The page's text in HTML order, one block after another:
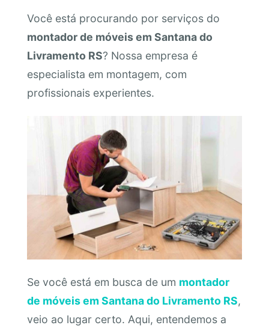
Você está procurando por serviços do
montador de móveis em Santana do
Livramento RS? Nossa empresa é
especialista em montagem, com
profissionais experientes.
Se você está em busca de um montador
de móveis em Santana do Livramento RS,
veio ao lugar certo. Aqui, entendemos a